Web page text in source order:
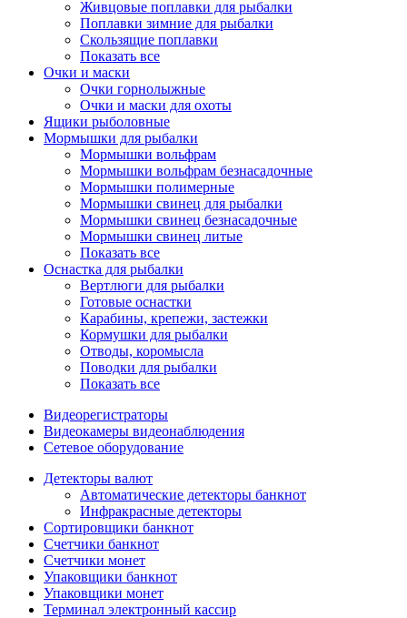
Живцовые поплавки для рыбалки
Поплавки зимние для рыбалки
Скользящие поплавки
Показать все
Очки и маски
Очки горнолыжные
Очки и маски для охоты
Ящики рыболовные
Мормышки для рыбалки
Мормышки вольфрам
Мормышки вольфрам безнасадочные
Мормышки полимерные
Мормышки свинец для рыбалки
Мормышки свинец безнасадочные
Мормышки свинец литые
Показать все
Оснастка для рыбалки
Вертлюги для рыбалки
Готовые оснастки
Карабины, крепежи, застежки
Кормушки для рыбалки
Отводы, коромысла
Поводки для рыбалки
Показать все
Видеорегистраторы
Видеокамеры видеонаблюдения
Сетевое оборудование
Детекторы валют
Автоматические детекторы банкнот
Инфракрасные детекторы
Сортировщики банкнот
Счетчики банкнот
Счетчики монет
Упаковщики банкнот
Упаковщики монет
Терминал электронный кассир